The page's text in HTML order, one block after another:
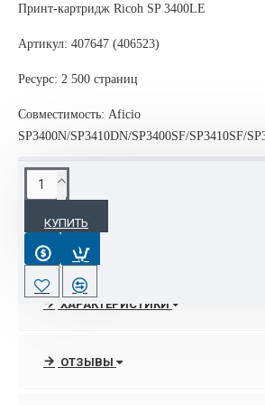
Принт-картридж Ricoh SP 3400LE
Артикул: 407647 (406523)
Ресурс: 2 500 страниц
Совместимость: Aficio
SP3400N/SP3410DN/SP3400SF/SP3410SF/
КУПИТЬ
ОПИСАНИЕ
Ricoh Print Cartridge SP 3400LE Принт-
SP3400L
Ёмкость - 2 500 отпечатков
SP3400N/SP3410DN/SP3400SF/SP3410SF
ХАРАКТЕРИСТИКИ
ОТЗЫВЫ